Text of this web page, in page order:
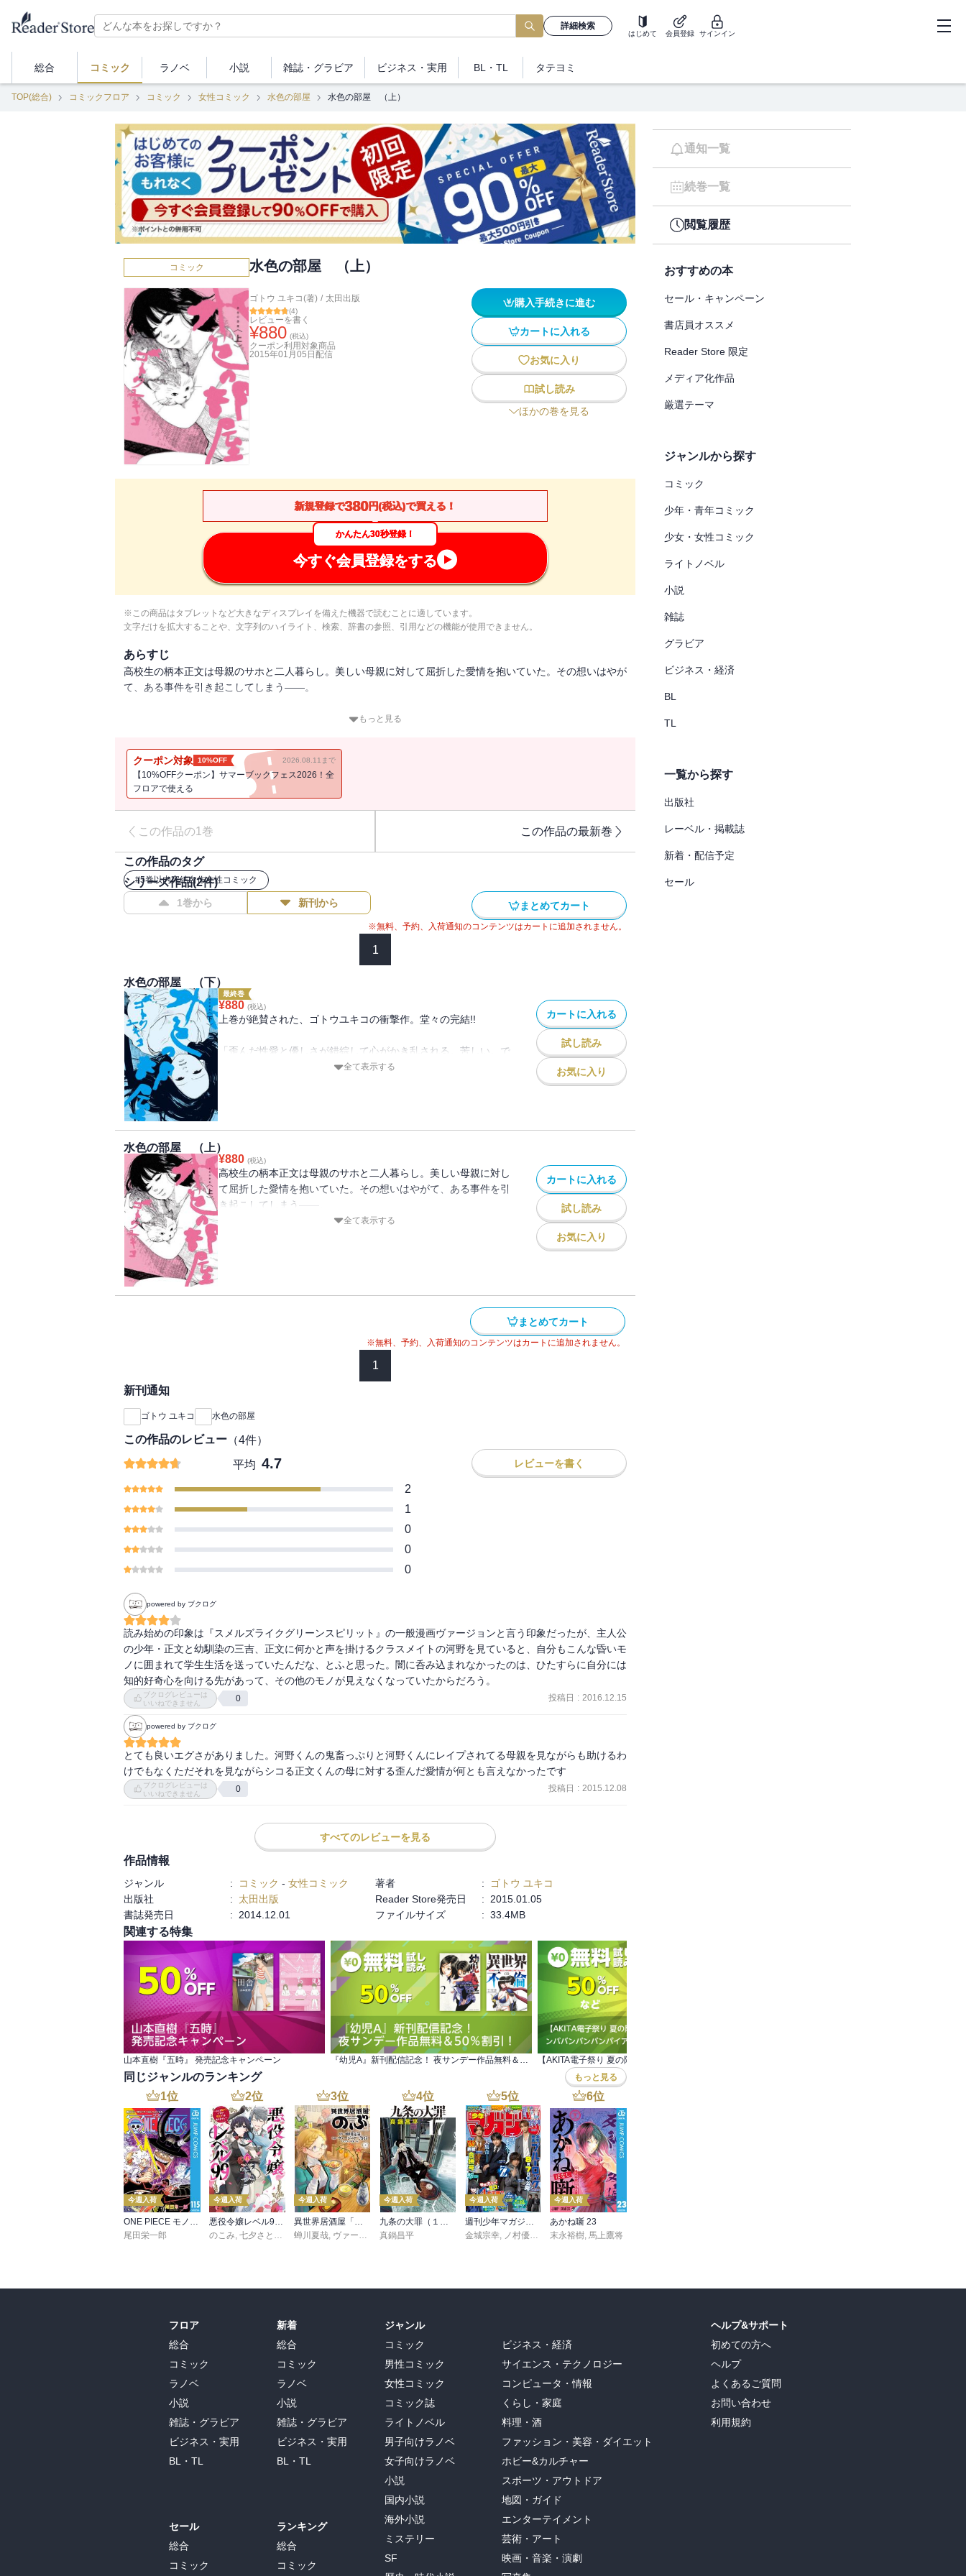
詳細検索
はじめて 会員登録 サインイン
総合 コミック ラノベ 小説 雑誌・ グラビア ビジネス ・実用 BL・TL タテヨミ
TOP(総合) コミックフロア コミック 女性コミック 水色の部屋 水色の部屋 （上）
コミック 水色の部屋 （上）
ゴトウ ユキコ(著) / 太田出版
(4)
レビューを書く
¥880 (税込)
クーポン利用対象商品
2015年01月05日 配信
購入手続きに進む
カートに入れる
お気に入り
試し読み
ほかの巻を見る
新規登録で380円(税込)で買える！
かんたん30秒登録！
今すぐ会員登録をする
※この商品はタブレットなど大きなディスプレイを備えた機器で読むことに適しています。
文字だけを拡大することや、文字列のハイライト、検索、辞書の参照、引用などの機能が使用できません。
あらすじ
高校生の柄本正文は母親のサホと二人暮らし。美しい母親に対して屈折した愛情を抱いていた。その想いはやが
て、ある事件を引き起こしてしまう――。
『R-中学生』のゴトウユキコが圧倒的な深度で描く、母と息子の性と愛。
昭和の日本映画みたいでせつなくてエロくてよいです。僕には描けません。――山本直樹(漫画家)
もっと見る
クーポン対象 10%OFF 2026.08.11まで
【10%OFFクーポン】サマーブックフェス2026！全
フロアで使える
この作品の1巻 この作品の最新巻
この作品のタグ
#5巻以内完結名作女性コミック
シリーズ作品(2件)
1巻から 新刊から まとめてカート
※無料、予約、入荷通知のコンテンツはカートに追加されません。
1
水色の部屋 （下）
最終巻
¥880 (税込)
上巻が絶賛された、ゴトウユキコの衝撃作。堂々の完結!!
「歪んだ性愛と優しさが錯綜して心がかき乱される。苦しい。で
も最後まで読んで本当に良かった。ずっとこんな漫画を読みたい
全て表示する
カートに入れる
試し読み
お気に入り
水色の部屋 （上）
¥880 (税込)
高校生の柄本正文は母親のサホと二人暮らし。美しい母親に対し
て屈折した愛情を抱いていた。その想いはやがて、ある事件を引
き起こしてしまう――。
けません。――山本直樹(漫画家)
全て表示する
カートに入れる
試し読み
お気に入り
まとめてカート
※無料、予約、入荷通知のコンテンツはカートに追加されません。
1
新刊通知
ゴトウ ユキコ 水色の部屋
この作品のレビュー （4件）
平均 4.7 レビューを書く
2
1
0
0
0
powered by ブクログ
読み始めの印象は『スメルズライクグリーンスピリット』の一般漫画ヴァージョンと言う印象だったが、主人公
の少年・正文と幼馴染の三吉、正文に何かと声を掛けるクラスメイトの河野を見ていると、自分もこんな昏いモ
ノに囲まれて学生生活を送っていたんだな、とふと思った。闇に呑み込まれなかったのは、ひたすらに自分には
知的好奇心を向ける先があって、その他のモノが見えなくなっていたからだろう。
ブクログレビューは
いいねできません
0 投稿日 : 2016.12.15
powered by ブクログ
とても良いエグさがありました。河野くんの鬼畜っぷりと河野くんにレイプされてる母親を見ながらも助けるわ
けでもなくただそれを見ながらシコる正文くんの母に対する歪んだ愛情が何とも言えなかったです
ブクログレビューは
いいねできません
0 投稿日 : 2015.12.08
すべてのレビューを見る
作品情報
ジャンル : コミック - 女性コミック 著者 :
ゴトウ ユキコ
出版社
: 太田出版 Reader Store発売日 :
2015.01.05
書誌発売日
: 2014.12.01 ファイルサイズ : 33.4MB
関連する特集
山本直樹『五時』 発売記念キャンペーン
同じジャンルのランキング もっと見る
1位
今週入荷
ONE PIECE モノクロ版 115
尾田栄一郎
2位
今週入荷
悪役令嬢レベル99 ～私は裏ボスですが魔王ではありません～ その６
のこみ, 七夕さとり Tea
3位
今週入荷
異世界居酒屋「のぶ」(22)
蝉川夏哉, ヴァージニア二等兵 ,
4位
今週入荷
九条の大罪（１７）
真鍋昌平
5位
今週入荷
週刊少年マガジン 2026年36・37号[2026年8月5日発売]
金城宗幸, ノ村優介 真島ヒロ,宮島礼吏,新川直司
6位
今週入荷
あかね噺 23
末永裕樹,馬上鷹将
通知一覧
続巻一覧
閲覧履歴
おすすめの本
セール・キャンペーン
書店員オススメ
Reader Store 限定
メディア化作品
厳選テーマ
ジャンルから探す
コミック
少年・青年コミック
少女・女性コミック
ライトノベル
小説
雑誌
グラビア
ビジネス・経済
BL
TL
一覧から探す
出版社
レーベル・掲載誌
新着・配信予定
セール
フロア
総合
コミック
ラノベ
小説
雑誌・グラビア
ビジネス・実用
BL・TL
セール
総合
コミック
新着
総合
コミック
ラノベ
小説
雑誌・グラビア
ビジネス・実用
BL・TL
ランキング
総合
コミック
ジャンル
コミック
男性コミック
女性コミック
コミック誌
ライトノベル
男子向けラノベ
女子向けラノベ
小説
国内小説
海外小説
ミステリー
SF
ビジネス・経済
サイエンス・テクノロジー
コンピュータ・情報
くらし・家庭
料理・酒
ファッション・美容・ダイエット
ホビー&カルチャー
スポーツ・アウトドア
地図・ガイド
エンターテイメント
芸術・アート
映画・音楽・演劇
ヘルプ&サポート
初めての方へ
ヘルプ
よくあるご質問
お問い合わせ
利用規約